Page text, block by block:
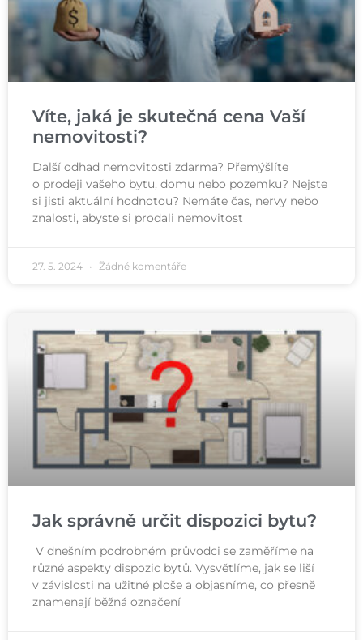
Víte, jaká je skutečná cena Vaší
nemovitosti?​
Další odhad nemovitosti zdarma? Přemýšlíte
o prodeji vašeho bytu, domu nebo pozemku? Nejste
si jisti aktuální hodnotou? Nemáte čas, nervy nebo
znalosti, abyste si prodali nemovitost
27. 5. 2024 Žádné komentáře
Jak správně určit dispozici bytu?
V dnešním podrobném průvodci se zaměříme na
různé aspekty dispozic bytů. Vysvětlíme, jak se liší
v závislosti na užitné ploše a objasníme, co přesně
znamenají běžná označení